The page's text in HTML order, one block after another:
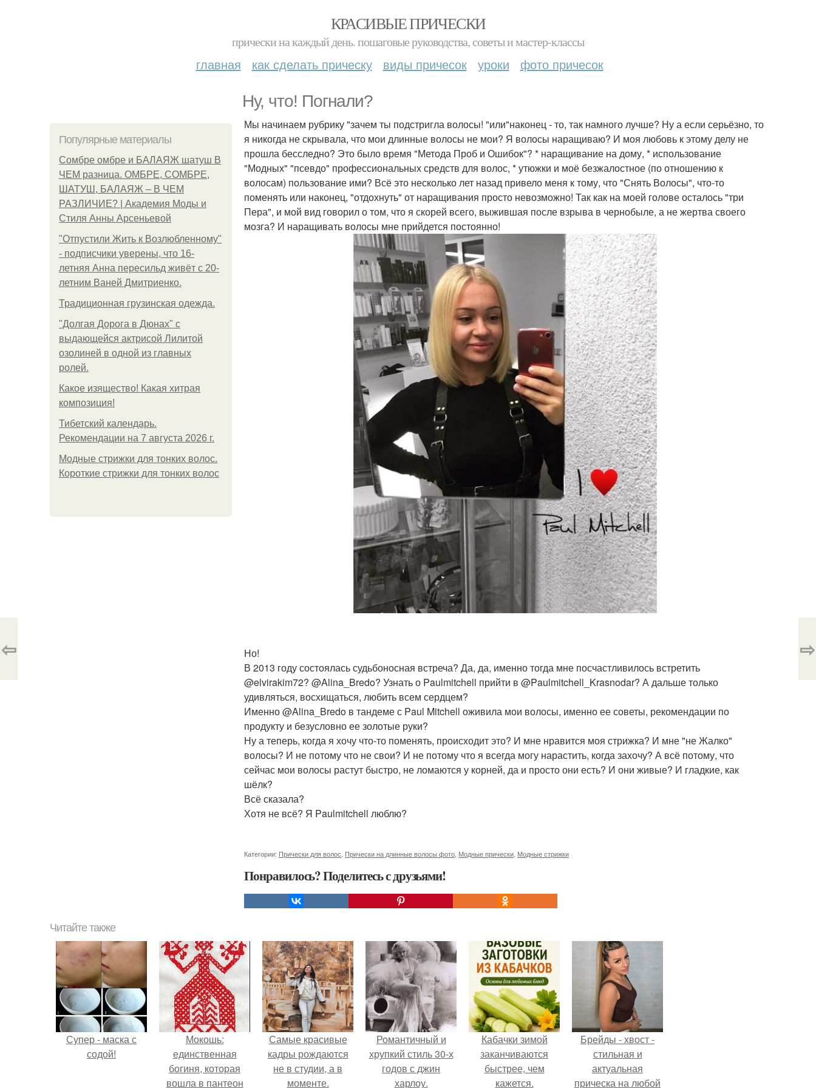
КРАСИВЫЕ ПРИЧЕСКИ
прически на каждый день. пошаговые руководства, советы и мастер-классы
главная как сделать прическу виды причесок уроки фото причесок
Ну, что! Погнали?
Популярные материалы
Сомбре омбре и БАЛАЯЖ шатуш В
ЧЕМ разница. ОМБРЕ, СОМБРЕ,
ШАТУШ, БАЛАЯЖ – В ЧЕМ
РАЗЛИЧИЕ? | Академия Моды и
Стиля Анны Арсеньевой
"Отпустили Жить к Возлюбленному"
- подписчики уверены, что 16-
летняя Анна пересильд живёт с 20-
летним Ваней Дмитриенко.
Традиционная грузинская одежда.
"Долгая Дорога в Дюнах" с
выдающейся актрисой Лилитой
озолиней в одной из главных
ролей.
Какое изящество! Какая хитрая
композиция!
Тибетский календарь.
Рекомендации на 7 августа 2026 г.
Модные стрижки для тонких волос.
Короткие стрижки для тонких волос
Мы начинаем рубрику "зачем ты подстригла волосы! "или"наконец - то, так намного лучше? Ну а если серьёзно, то
я никогда не скрывала, что мои длинные волосы не мои? Я волосы наращиваю? И моя любовь к этому делу не
прошла бесследно? Это было время "Метода Проб и Ошибок"? * наращивание на дому, * использование
"Модных" "псевдо" профессиональных средств для волос, * утюжки и моё безжалостное (по отношению к
волосам) пользование ими? Всё это несколько лет назад привело меня к тому, что "Снять Волосы", что-то
поменять или наконец, "отдохнуть" от наращивания просто невозможно! Так как на моей голове осталось "три
Пера", и мой вид говорил о том, что я скорей всего, выжившая после взрыва в чернобыле, а не жертва своего
мозга? И наращивать волосы мне прийдется постоянно!
Но!
В 2013 году состоялась судьбоносная встреча? Да, да, именно тогда мне посчастливилось встретить
@elvirakim72? @Alina_Bredo? Узнать о Paulmitchell прийти в @Paulmitchell_Krasnodar? А дальше только
удивляться, восхищаться, любить всем сердцем?
Именно @Alina_Bredo в тандеме с Paul Mitchell оживила мои волосы, именно ее советы, рекомендации по
продукту и безусловно ее золотые руки?
Ну а теперь, когда я хочу что-то поменять, происходит это? И мне нравится моя стрижка? И мне "не Жалко"
волосы? И не потому что не свои? И не потому что я всегда могу нарастить, когда захочу? А всё потому, что
сейчас мои волосы растут быстро, не ломаются у корней, да и просто они есть? И они живые? И гладкие, как
шёлк?
Всё сказала?
Хотя не всё? Я Paulmitchell люблю?
Категории: Прически для волос Прически на длинные волосы фото Модные прически Модные стрижки
Понравилось? Поделитесь с друзьями!
⇦ ⇨
Читайте также
Супер - маска с
содой!
Мокошь:
единственная
богиня, которая
вошла в пантеон
Самые красивые
кадры рождаются
не в студии, а в
моменте.
Романтичный и
хрупкий стиль 30-х
годов с джин
харлоу.
Кабачки зимой
заканчиваются
быстрее, чем
кажется.
Брейды - хвост -
стильная и
актуальная
прическа на любой